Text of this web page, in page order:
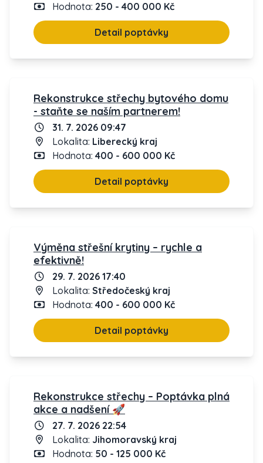
Hodnota: 250 - 400 000 Kč
Detail poptávky
Rekonstrukce střechy bytového domu
- staňte se naším partnerem!
31. 7. 2026 09:47
Lokalita: Liberecký kraj
Hodnota: 400 - 600 000 Kč
Detail poptávky
Výměna střešní krytiny – rychle a
efektivně!
29. 7. 2026 17:40
Lokalita: Středočeský kraj
Hodnota: 400 - 600 000 Kč
Detail poptávky
Rekonstrukce střechy – Poptávka plná
akce a nadšení 🚀
27. 7. 2026 22:54
Lokalita: Jihomoravský kraj
Hodnota: 50 - 125 000 Kč